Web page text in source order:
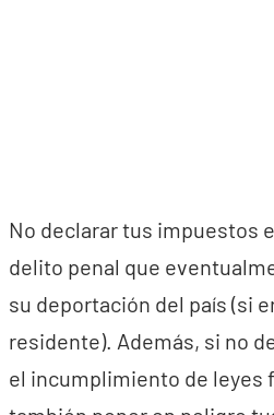
No declarar tus impuestos
delito penal que
su deportación del país (si
residente). Además, si no
el incumplimiento de leyes